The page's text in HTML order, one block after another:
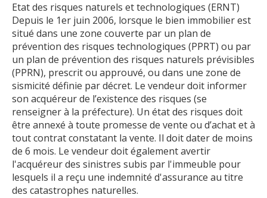
Etat des risques naturels et technologiques (ERNT)
Depuis le 1er juin 2006, lorsque le bien immobilier est
situé dans une zone couverte par un plan de
prévention des risques technologiques (PPRT) ou par
un plan de prévention des risques naturels prévisibles
(PPRN), prescrit ou approuvé, ou dans une zone de
sismicité définie par décret. Le vendeur doit informer
son acquéreur de l’existence des risques (se
renseigner à la préfecture). Un état des risques doit
être annexé à toute promesse de vente ou d’achat et à
tout contrat constatant la vente. Il doit dater de moins
de 6 mois. Le vendeur doit également avertir
l'acquéreur des sinistres subis par l'immeuble pour
lesquels il a reçu une indemnité d'assurance au titre
des catastrophes naturelles.